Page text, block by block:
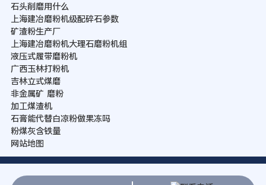
石头削磨用什么
上海建冶磨粉机级配碎石参数
矿渣粉生产厂
上海建冶磨粉机大理石磨粉机组
液压式履带磨粉机
广西玉林打粉机
吉林立式煤磨
非金属矿 磨粉
加工煤渣机
石膏能代替白凉粉做果冻吗
粉煤灰含铁量
网站地图